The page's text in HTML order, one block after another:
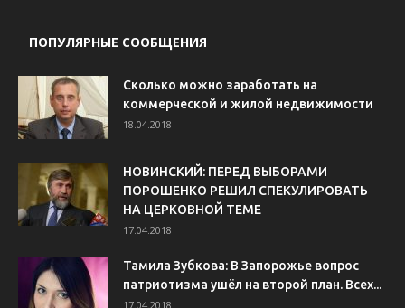
ПОПУЛЯРНЫЕ СООБЩЕНИЯ
Сколько можно заработать на
коммерческой и жилой недвижимости
18.04.2018
НОВИНСКИЙ: ПЕРЕД ВЫБОРАМИ
ПОРОШЕНКО РЕШИЛ СПЕКУЛИРОВАТЬ
НА ЦЕРКОВНОЙ ТЕМЕ
17.04.2018
Тамила Зубкова: В Запорожье вопрос
патриотизма ушёл на второй план. Всех...
17.04.2018